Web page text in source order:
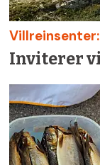
Villreinsenter:
Inviterer